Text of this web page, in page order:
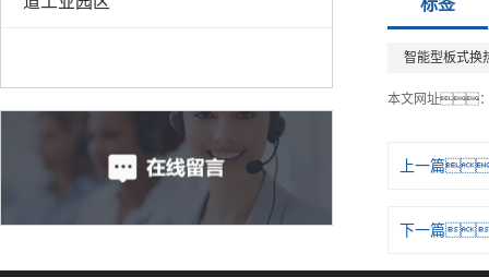
标签
智能型板式换
本文网址
上一篇
下一篇